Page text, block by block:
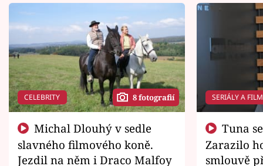
CELEBRITY 8 fotografií
slavného filmového koně.
Jezdil na něm i Draco Malfoy
SERIÁLY A
Zarazilo
smlouvě